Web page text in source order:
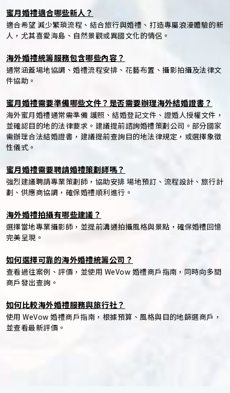
蜜月婚禮適合哪些新人？
適合希望 減少繁瑣流程、結合旅行與婚禮、打造專屬浪漫體驗的新
人，尤其喜愛海島、自然景觀或異國文化的情侶。
海外婚禮統籌服務包含哪些內容？
通常涵蓋場地協調、婚禮流程安排、花藝布置、攝影拍攝及法律文
件協助。
蜜月婚禮需要準備哪些文件？是否需要辦理海外結婚證書？
海外蜜月婚禮通常需準備 護照、結婚登記文件、證婚人授權文件，
並確認目的地的法律要求。建議提前諮詢婚禮策劃公司。部分國家
需辦理合法結婚證書，建議提前查詢目的地法律規定，或選擇象徵
性儀式。
蜜月婚禮需要聘請婚禮策劃師嗎？
強烈建議聘請專業策劃師，協助安排 場地預訂、流程設計、旅行計
劃、供應商協調，確保婚禮順利進行。
海外婚禮拍攝有哪些建議？
選擇當地專業攝影師，並提前溝通拍攝風格與景點，確保婚禮回憶
完美呈現。
如何選擇可靠的海外婚禮統籌公司？
查看過往案例、評價，並使用 WeVow 婚禮商戶指南，同時向多間
商戶發出查詢。
如何比較海外婚禮服務與旅行社？
使用 WeVow 婚禮商戶指南，根據預算、風格與目的地篩選商戶，
並查看最新評價。